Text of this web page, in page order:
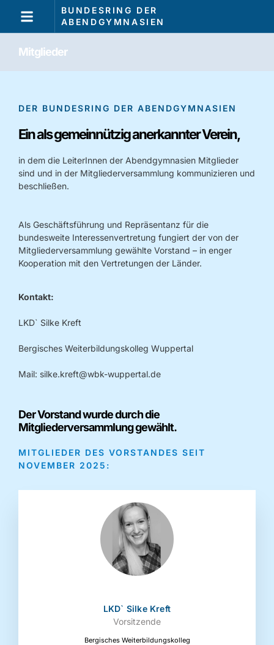
BUNDESRING DER
ABENDGYMNASIEN
Mitglieder
DER BUNDESRING DER ABENDGYMNASIEN
Ein als gemeinnützig anerkannter Verein,
in dem die LeiterInnen der Abendgymnasien Mitglieder
sind und in der Mitgliederversammlung kommunizieren und
beschließen.
Als Geschäftsführung und Repräsentanz für die
bundesweite Interessenvertretung fungiert der von der
Mitgliederversammlung gewählte Vorstand – in enger
Kooperation mit den Vertretungen der Länder.
Kontakt:
LKD` Silke Kreft
Bergisches Weiterbildungskolleg Wuppertal
Mail: silke.kreft@wbk-wuppertal.de
Der Vorstand wurde durch die
Mitgliederversammlung gewählt.
MITGLIEDER DES VORSTANDES SEIT
NOVEMBER 2025:
LKD` Silke Kreft
Vorsitzende
Bergisches Weiterbildungskolleg